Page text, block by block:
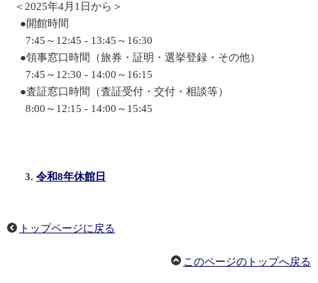
＜2025年4月1日から＞
●開館時間
7:45～12:45 - 13:45～16:30
●領事窓口時間（旅券・証明・選挙登録・その他）
7:45～12:30 - 14:00～16:15
●査証窓口時間（査証受付・交付・相談等）
8:00～12:15 - 14:00～15:45
3. 令和8年休館日
トップページに戻る
このページのトップへ戻る